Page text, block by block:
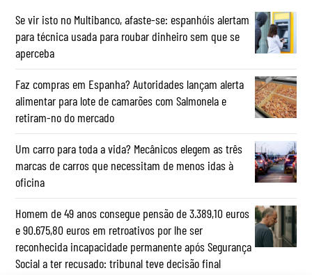
Se vir isto no Multibanco, afaste-se: espanhóis alertam
para técnica usada para roubar dinheiro sem que se
aperceba
Faz compras em Espanha? Autoridades lançam alerta
alimentar para lote de camarões com Salmonela e
retiram-no do mercado
Um carro para toda a vida? Mecânicos elegem as três
marcas de carros que necessitam de menos idas à
oficina
Homem de 49 anos consegue pensão de 3.389,10 euros
e 90.675,80 euros em retroativos por lhe ser
reconhecida incapacidade permanente após Segurança
Social a ter recusado: tribunal teve decisão final